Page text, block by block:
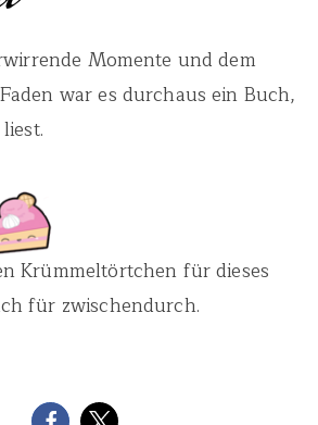
Momente und dem
war es durchaus ein Buch,
Krümmeltörtchen für dieses
für zwischendurch.